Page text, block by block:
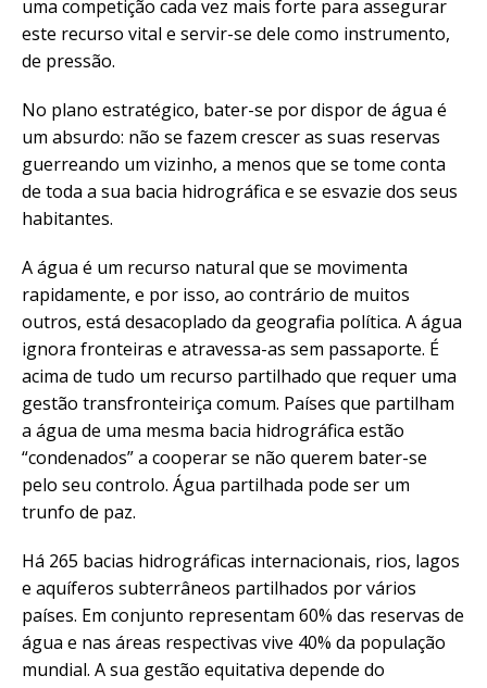
uma competição cada vez mais forte para assegurar
este recurso vital e servir-se dele como instrumento,
de pressão.
No plano estratégico, bater-se por dispor de água é
um absurdo: não se fazem crescer as suas reservas
guerreando um vizinho, a menos que se tome conta
de toda a sua bacia hidrográfica e se esvazie dos seus
habitantes.
A água é um recurso natural que se movimenta
rapidamente, e por isso, ao contrário de muitos
outros, está desacoplado da geografia política. A água
ignora fronteiras e atravessa-as sem passaporte. É
acima de tudo um recurso partilhado que requer uma
gestão transfronteiriça comum. Países que partilham
a água de uma mesma bacia hidrográfica estão
“condenados” a cooperar se não querem bater-se
pelo seu controlo. Água partilhada pode ser um
trunfo de paz.
Há 265 bacias hidrográficas internacionais, rios, lagos
e aquíferos subterrâneos partilhados por vários
países. Em conjunto representam 60% das reservas de
água e nas áreas respectivas vive 40% da população
mundial. A sua gestão equitativa depende do